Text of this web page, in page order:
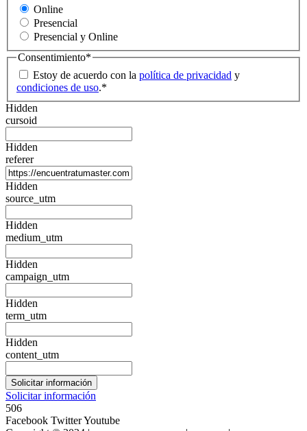
Online
Presencial
Presencial y Online
Consentimiento*
Estoy de acuerdo con la política de privacidad y
condiciones de uso.*
Hidden
cursoid
Hidden
referer
Hidden
source_utm
Hidden
medium_utm
Hidden
campaign_utm
Hidden
term_utm
Hidden
content_utm
Solicitar información
506
Facebook TwitterYoutube